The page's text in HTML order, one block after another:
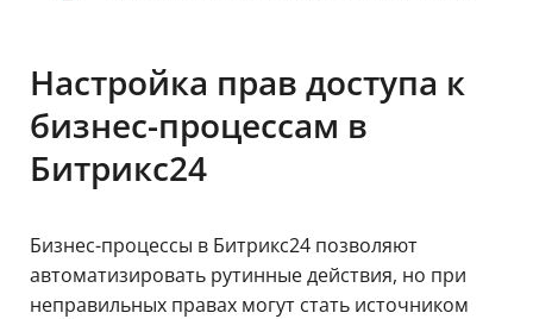
Настройка прав доступа к
бизнес-процессам в
Битрикс24
Бизнес-процессы в Битрикс24 позволяют
автоматизировать рутинные действия, но при
неправильных правах могут стать источником